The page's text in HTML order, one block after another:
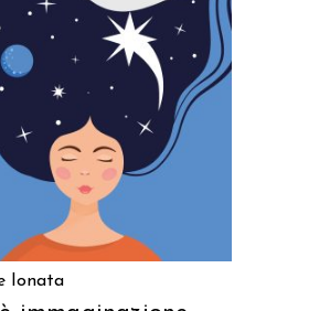
AGGIUNGI AL CARRELLO
Ionata